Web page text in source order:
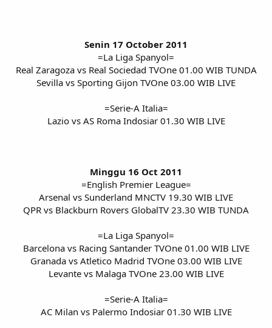
Senin 17 October 2011
=La Liga Spanyol=
Real Zaragoza vs Real Sociedad TVOne 01.00 WIB TUNDA
Sevilla vs Sporting Gijon TVOne 03.00 WIB LIVE
=Serie-A Italia=
Lazio vs AS Roma Indosiar 01.30 WIB LIVE
Minggu 16 Oct 2011
=English Premier League=
Arsenal vs Sunderland MNCTV 19.30 WIB LIVE
QPR vs Blackburn Rovers GlobalTV 23.30 WIB TUNDA
=La Liga Spanyol=
Barcelona vs Racing Santander TVOne 01.00 WIB LIVE
Granada vs Atletico Madrid TVOne 03.00 WIB LIVE
Levante vs Malaga TVOne 23.00 WIB LIVE
=Serie-A Italia=
AC Milan vs Palermo Indosiar 01.30 WIB LIVE